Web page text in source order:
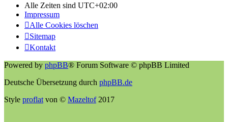
Alle Zeiten sind UTC+02:00
Impressum
Alle Cookies löschen
Sitemap
Kontakt
Powered by phpBB® Forum Software © phpBB Limited
Deutsche Übersetzung durch phpBB.de
Style proflat von © Mazeltof2017